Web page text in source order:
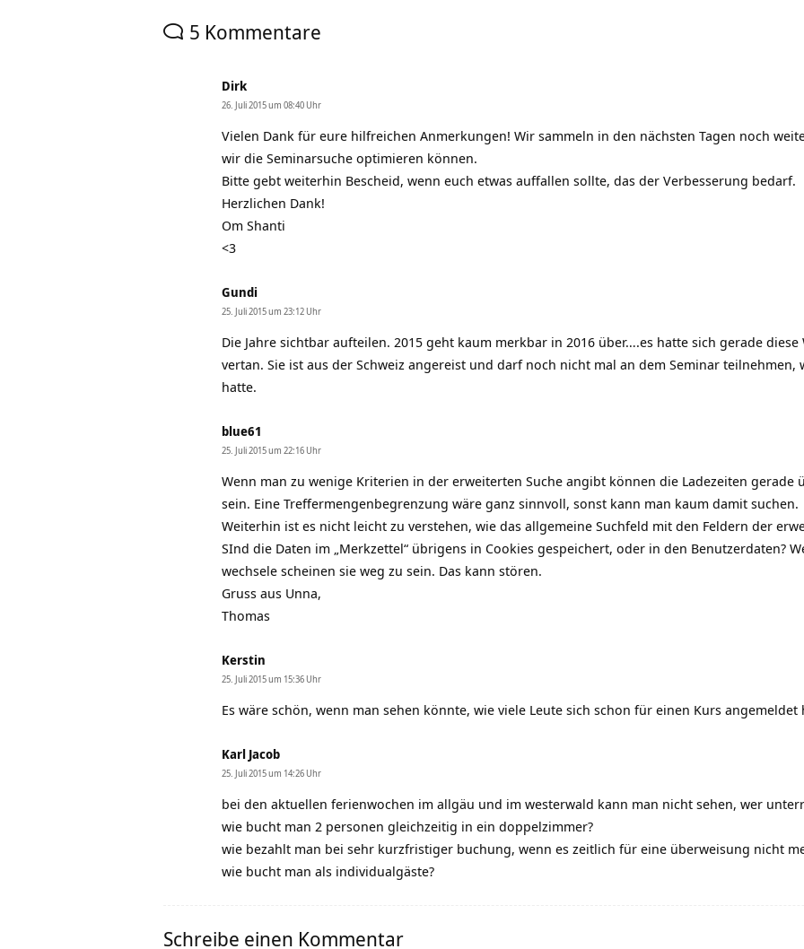
5 Kommentare
Dirk
26. Juli 2015 um 08:40 Uhr
Vielen Dank für eure hilfreichen Anmerkungen! Wir sammeln in den nächsten Tagen noch
wir die Seminarsuche optimieren können.
Bitte gebt weiterhin Bescheid, wenn euch etwas auffallen sollte, das der Verbesserung bedarf.
Herzlichen Dank!
Om Shanti
<3
Gundi
25. Juli 2015 um 23:12 Uhr
Die Jahre sichtbar aufteilen. 2015 geht kaum merkbar in 2016 über….es hatte sich gerade diese
vertan. Sie ist aus der Schweiz angereist und darf noch nicht mal an dem Seminar teilnehmen,
hatte.
blue61
25. Juli 2015 um 22:16 Uhr
Wenn man zu wenige Kriterien in der erweiterten Suche angibt können die Ladezeiten gerade
sein. Eine Treffermengenbegrenzung wäre ganz sinnvoll, sonst kann man kaum damit suchen.
Weiterhin ist es nicht leicht zu verstehen, wie das allgemeine Suchfeld mit den Feldern der
SInd die Daten im „Merkzettel“ übrigens in Cookies gespeichert, oder in den Benutzerdaten?
wechsele scheinen sie weg zu sein. Das kann stören.
Gruss aus Unna,
Thomas
Kerstin
25. Juli 2015 um 15:36 Uhr
Es wäre schön, wenn man sehen könnte, wie viele Leute sich schon für einen Kurs angemeldet
Karl Jacob
25. Juli 2015 um 14:26 Uhr
bei den aktuellen ferienwochen im allgäu und im westerwald kann man nicht sehen, wer
wie bucht man 2 personen gleichzeitig in ein doppelzimmer?
wie bezahlt man bei sehr kurzfristiger buchung, wenn es zeitlich für eine überweisung nicht
wie bucht man als individualgäste?
Schreibe einen Kommentar